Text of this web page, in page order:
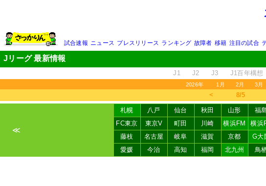
試合速報 ニュース プレスリリース ランキング 故障者 移籍 注目の試合
Jリーグ 最新情報
J1 J2 J3 J1百年構想
2026年 1月 2月 3月
＜ 8/5
≪
札幌 八戸 仙台 秋田 山形 福
FC東京
東京V 町田 川崎 横浜FM 横浜
藤枝
名古屋 岐阜 滋賀 京都 G大
愛媛
今治 高知 福岡 北九州 鳥